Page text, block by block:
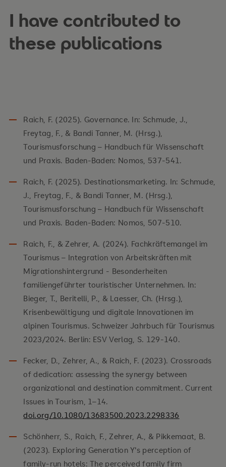
I have contributed to
these publications
Raich, F. (2025). Governance. In: Schmude, J.,
Freytag, F., & Bandi Tanner, M. (Hrsg.),
Tourismusforschung – Handbuch für Wissenschaft
und Praxis. Baden-Baden: Nomos, 537-541.
Raich, F. (2025). Destinationsmarketing. In: Schmude,
J., Freytag, F., & Bandi Tanner, M. (Hrsg.),
Tourismusforschung – Handbuch für Wissenschaft
und Praxis. Baden-Baden: Nomos, 507-510.
Raich, F., & Zehrer, A. (2024). Fachkräftemangel im
Tourismus – Integration von Arbeitskräften mit
Migrationshintergrund - Besonderheiten
familiengeführter touristischer Unternehmen. In:
Bieger, T., Beritelli, P., & Laesser, Ch. (Hrsg.),
Krisenbewältigung und digitale Innovationen im
alpinen Tourismus. Schweizer Jahrbuch für Tourismus
2023/2024. Berlin: ESV Verlag, S. 129-140.
Fecker, D., Zehrer, A., & Raich, F. (2023). Crossroads
of dedication: assessing the synergy between
organizational and destination commitment. Current
Issues in Tourism, 1–14.
doi.org/10.1080/13683500.2023.2298336
Schönherr, S., Raich, F., Zehrer, A., & Pikkemaat, B.
(2023). Exploring Generation Y's perception of
family-run hotels: The perceived family firm